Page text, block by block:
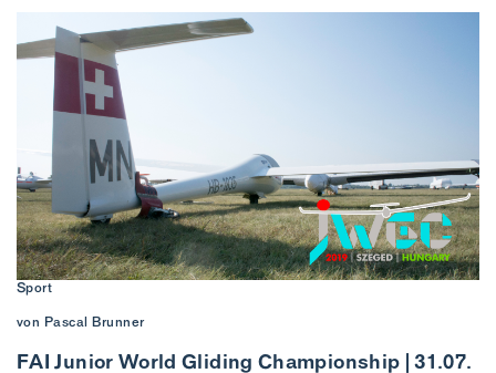
Sport
von Pascal Brunner
FAI Junior World Gliding Championship | 31.07.